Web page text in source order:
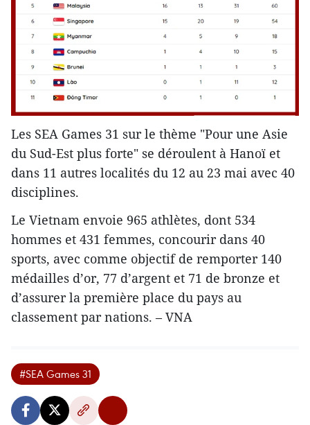
Les SEA Games 31 sur le thème "Pour une Asie
du Sud-Est plus forte" se déroulent à Hanoï et
dans 11 autres localités du 12 au 23 mai avec 40
disciplines.
Le Vietnam envoie 965 athlètes, dont 534
hommes et 431 femmes, concourir dans 40
sports, avec comme objectif de remporter 140
médailles d’or, 77 d’argent et 71 de bronze et
d’assurer la première place du pays au
classement par nations. – VNA
#SEA Games 31